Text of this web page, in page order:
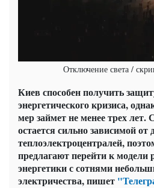
Отключение света /
Киев способен получить
энергетического кризиса,
мер займет не менее трех лет.
остается сильно зависимой
теплоэлектроцентралей,
предлагают перейти к модели
энергетики с сотнями
электричества, пишет